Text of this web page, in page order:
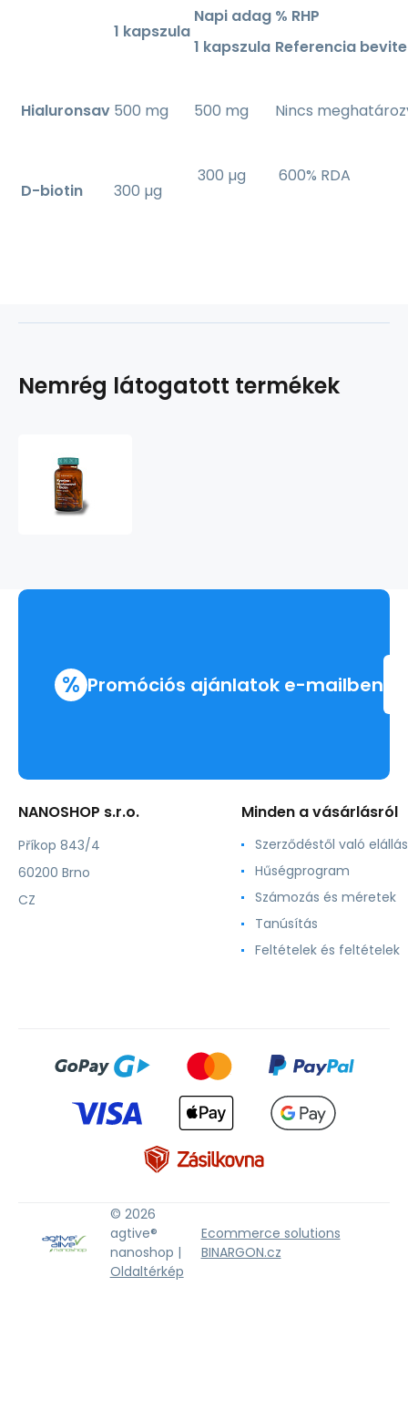
1 kapszula
Napi adag
1 kapszula
% RHP
Referencia
Hialuronsav 500 mg 500 mg Nincs
D-biotin 300 µg
300 µg 600% RDA
Nemrég látogatott termékek
% Promóciós ajánlatok e-mailben
NANOSHOP s.r.o.
Příkop 843/4
60200 Brno
CZ
Minden a vásárlásról
Szerződéstől való elállás
Hűségprogram
Számozás és méretek
Tanúsítás
Feltételek és feltételek
© 2026
agtive®
nanoshop |
Oldaltérkép
Ecommerce solutions
BINARGON.cz